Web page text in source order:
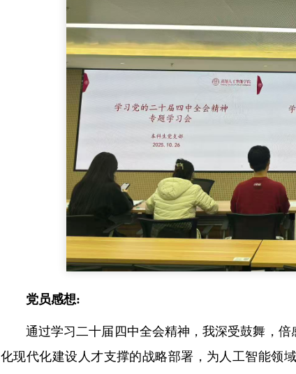
党员感想:
通过学习二十届四中全会精神，我深受鼓舞，
化现代化建设人才支撑的战略部署，为人工智能领